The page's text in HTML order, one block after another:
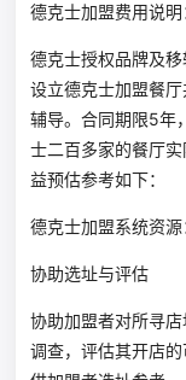
德克士加盟费用说明
德克士授权品牌及移
设立德克士加盟餐
辅导。合同期限5年
士二百多家的餐厅
益预估参考如下：
德克士加盟系统资源
协助选址与评估
协助加盟者对所寻
调查，评估其开店的